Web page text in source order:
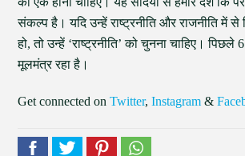
संकल्प है। यदि उन्हें राष्ट्रनीति और राजनीति में
हो, तो उन्हें ‘राष्ट्रनीति’ को चुनना चाहिए। पिछले
मूलमंत्र रहा है।
Get connected onTwitter,Instagram &